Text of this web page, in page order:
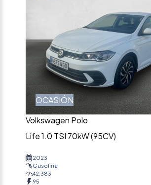
OCASIÓN
Volkswagen Polo
Life 1.0 TSI 70kW (95CV)
2023
Gasolina
42.383
95